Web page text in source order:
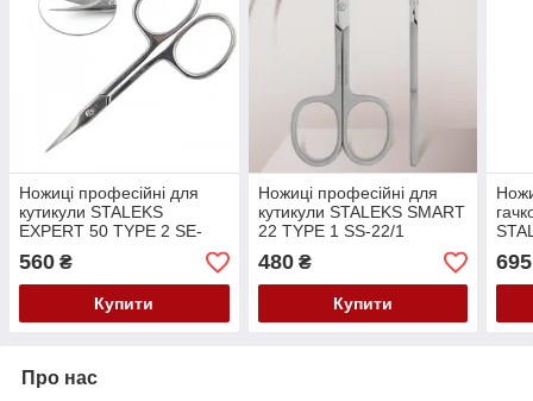
Ножиці професійні для
кутикули STALEKS
EXPERT 50 TYPE 2 SE-
50/2
560 ₴
Купити
Ножиці професійні для
кутикули STALEKS SMART
22 TYPE 1 SS-22/1
480₴
Купити
23/
695
Про нас